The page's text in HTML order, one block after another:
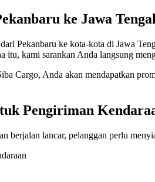
ke Jawa
Pekanbaru ke kota-kota di Jawa
itu, kami sarankan Anda langsung
Cargo, Anda akan mendapatkan
Pengiriman
berjalan lancar, pelanggan perlu